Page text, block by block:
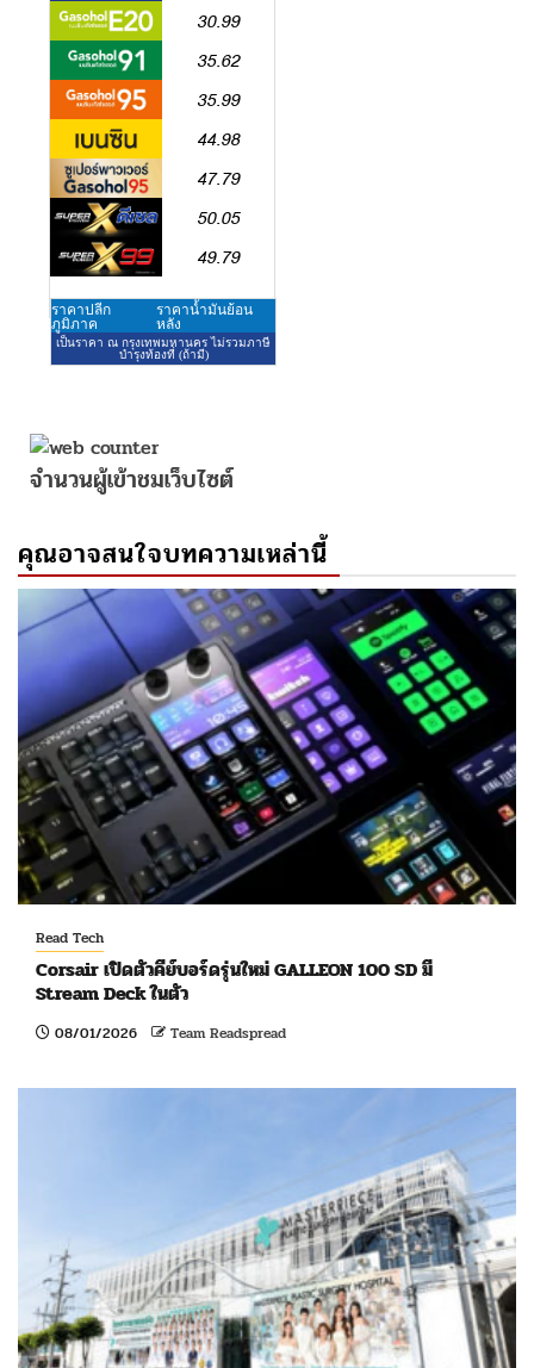
จำนวนผู้เข้าชมเว็บไซต์
คุณอาจสนใจบทความเหล่านี้
Read Tech
Corsair เปิดตัวคีย์บอร์ดรุ่นใหม่ GALLEON 100 SD มี
Stream Deck ในตัว
08/01/2026 Team Readspread